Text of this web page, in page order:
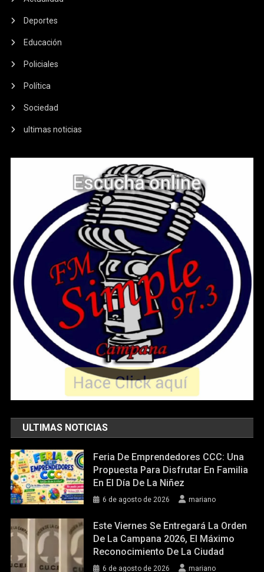
Deportes
Educación
Policiales
Política
Sociedad
ultimas noticias
ULTIMAS NOTICIAS
Feria De Emprendedores CCC: Una
Propuesta Para Disfrutar En Familia
En El Día De La Niñez
6 de agosto de 2026 mariano
Este Viernes Se Entregará La Orden
De La Campana 2026, El Máximo
Reconocimiento De La Ciudad
6 de agosto de 2026 mariano